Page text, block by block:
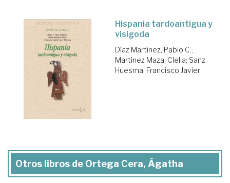
Hispania tardoantigua y
visigoda
Díaz Martínez, Pablo C.;
Martinez Maza, Clelia; Sanz
Huesma, Francisco Javier
Otros libros de Ortega Cera, Ágatha